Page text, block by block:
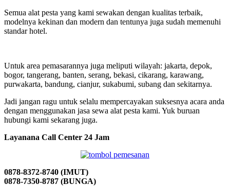
Semua alat pesta yang kami sewakan dengan kualitas terbaik,
modelnya kekinan dan modern dan tentunya juga sudah memenuhi
standar hotel.
Untuk area pemasarannya juga meliputi wilayah: jakarta, depok,
bogor, tangerang, banten, serang, bekasi, cikarang, karawang,
purwakarta, bandung, cianjur, sukabumi, subang dan sekitarnya.
Jadi jangan ragu untuk selalu mempercayakan suksesnya acara anda
dengan menggunakan jasa sewa alat pesta kami. Yuk buruan
hubungi kami sekarang juga.
Layanana Call Center 24 Jam
0878-8372-8740 (IMUT)
0878-7350-8787 (BUNGA)